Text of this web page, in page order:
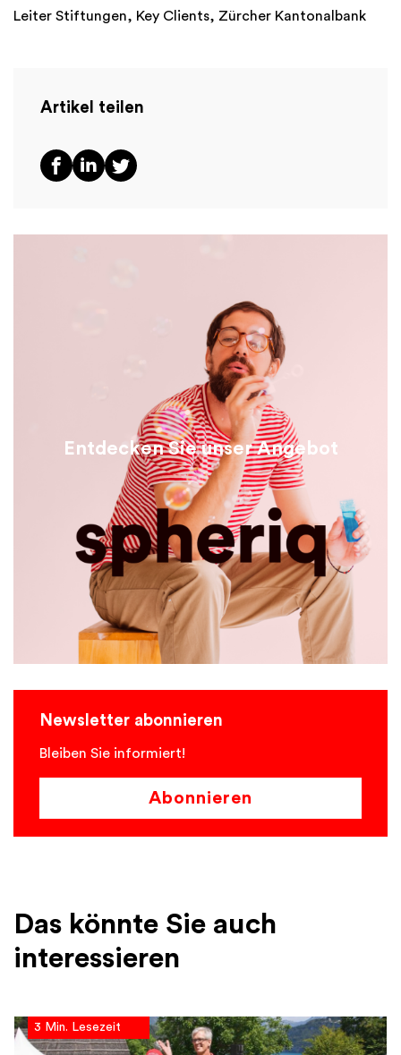
Leiter Stiftungen, Key Clients, Zürcher Kantonalbank
Artikel teilen
Entdecken Sie unser Angebot
Newsletter abonnieren
Bleiben Sie informiert!
Abonnieren
Das könnte Sie auch
interessieren
3 Min. Lesezeit